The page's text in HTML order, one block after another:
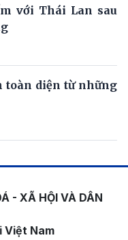
với Thái Lan sau
toàn diện từ những
- XÃ HỘI VÀ DÂN
Việt Nam